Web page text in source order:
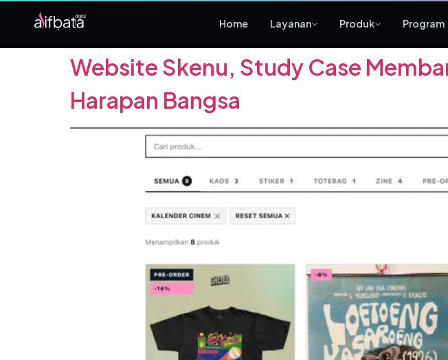
Home Layanan Produk Program
Tag:
Website Skenu, Study Case
Harapan Bangsa